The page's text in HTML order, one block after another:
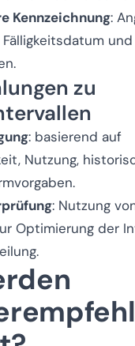
Kennzeichnung:
zu
: basierend auf
Nutzung,
: Nutzung
Optimierung der